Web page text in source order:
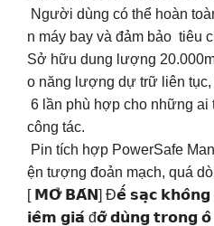
Người dùng có thể hoàn
n máy bay và đảm bảo tiêu
Sở hữu dung lượng
o năng lượng dự trữ liên
6 lần phù hợp cho những
công tác.
Pin tích hợp PowerSafe
ện tượng đoản mạch, quá
[ 𝗠𝗢̛̉ 𝗕𝗔́𝗡] Đ𝗲̂́ 𝘀𝗮̣𝗰 𝗸𝗵𝗼̂𝗻𝗴
𝗶𝗲̂𝗺 𝗴𝗶𝗮́ đ𝗼̛̃ 𝗱𝘂̀𝗻𝗴 𝘁𝗿𝗼𝗻𝗴 𝗼̂